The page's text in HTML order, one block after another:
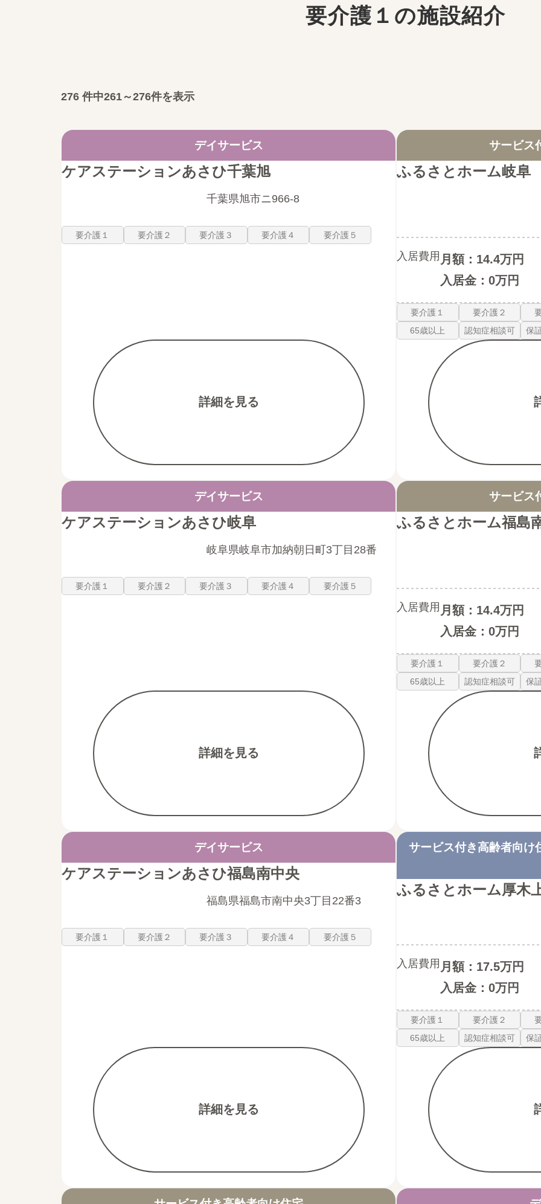
要介護１の施設紹介
276 件中261～276件を表示
デイサービス
ケアステーションあさひ千葉旭
千葉県旭市ニ966-8
要介護１ 要介護２ 要介護３ 要介護４ 要介護５
詳細を見る
サービス
ふるさとホーム岐阜
入居費用 月額：14.4万円
入居金：0万円
要介護１ 要介護２
65歳以上
認知症相談可 保
デイサービス
ケアステーションあさひ岐阜
岐阜県岐阜市加納朝日町3丁目28番
要介護１ 要介護２ 要介護３ 要介護４ 要介護５
詳細を見る
サービス
ふるさとホーム福島
入居費用 月額：14.4万円
入居金：0万円
要介護１ 要介護２
65歳以上
認知症相談可 保
デイサービス
ケアステーションあさひ福島南中央
福島県福島市南中央3丁目22番3
要介護１ 要介護２ 要介護３ 要介護４ 要介護５
詳細を見る
サービス付き高齢者向け
ふるさとホーム厚木
入居費用 月額：17.5万円
入居金：0万円
要介護１ 要介護２
65歳以上
認知症相談可 保